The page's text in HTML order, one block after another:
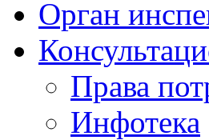
Орган
Права
Инфотека